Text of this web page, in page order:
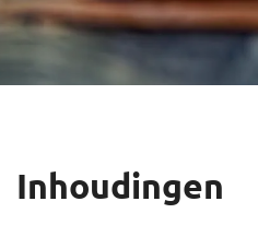
Ik ben werkgever
Inhoudingen